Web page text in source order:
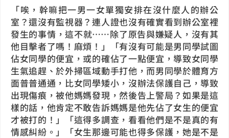
「唉，幹嘛把一男一女單獨安排在沒什麼人的辦公
室？還沒有監視器？連人證也沒有確實看到辦公室裡
發生的事情，這不就……除了原告與嫌疑人，沒有其
他目擊者了嗎！麻煩！」「有沒有可能是男同學試圖
佔女同學的便宜，或的確佔了一點便宜，導致女同學
生氣追趕、於外掃區域動手打他，而男同學於體育方
面普普通通，比女同學矮小，沒辦法保護自己，導致
出現傷痕，被他媽媽發現，然後告上警局？如果是這
樣的話，他肯定不敢告訴媽媽是他先佔了女生的便宜
才被打的！」「這得多調查，看看他們是不是真的有
情感糾紛。」「女生那邊可能也得多保護，她是不是